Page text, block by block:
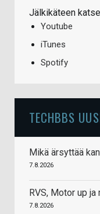
Jälkikäteen
Youtube
iTunes
Spotify
TECHBBS
Mikä ärsyttää
7.8.2026
RVS, Motor up
7.8.2026